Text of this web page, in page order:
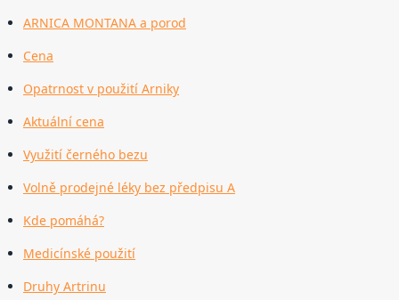
ARNICA MONTANA a porod
Cena
Opatrnost v použití Arniky
Aktuální cena
Využití černého bezu
Volně prodejné léky bez předpisu A
Kde pomáhá?
Medicínské použití
Druhy Artrinu